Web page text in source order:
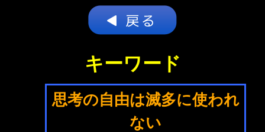
キーワード
思考の自由は滅多に使われ
ない